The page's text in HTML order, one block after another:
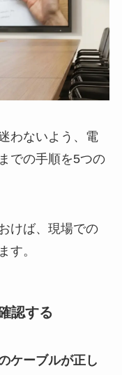
わないよう、電
での手順を5つの
けば、現場での
す。
認する
ケーブルが正し